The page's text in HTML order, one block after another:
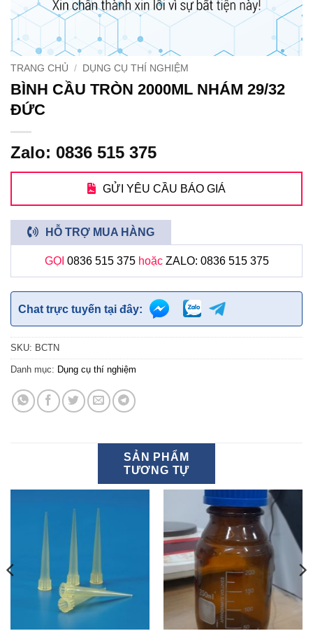
TRANG CHỦ / DỤNG CỤ THÍ NGHIỆM
BÌNH CẦU TRÒN 2000ML NHÁM 29/32
ĐỨC
Zalo: 0836 515 375
GỬI YÊU CẦU BÁO GIÁ
HỖ TRỢ MUA HÀNG
GỌI 0836 515 375hoặc ZALO: 0836 515 375
Chat trực tuyến tại đây:
SKU: BCTN
Danh mục: Dụng cụ thí nghiệm
SẢN PHẨM
TƯƠNG TỰ